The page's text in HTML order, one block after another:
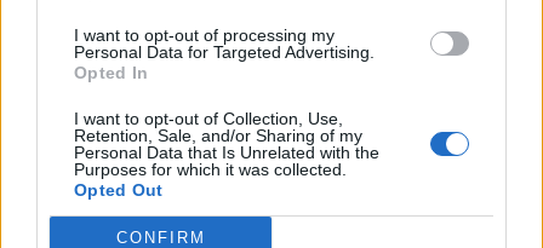
I want to opt-out of processing my
Personal Data for Targeted Advertising.
Opted In
I want to opt-out of Collection, Use,
Retention, Sale, and/or Sharing of my
Personal Data that Is Unrelated with the
Purposes for which it was collected.
Opted Out
CONFIRM
νέο Mobile App
Video Ντράγκιτς Γκόραν